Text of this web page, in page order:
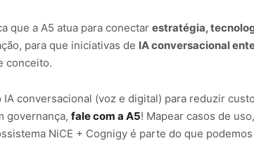
que a A5 atua para conectar estratégia,
para que iniciativas de IA conversacional
conceito.
IA conversacional (voz e digital) para reduzir
governança, fale com a A5! Mapear casos de
NiCE + Cognigy é parte do que